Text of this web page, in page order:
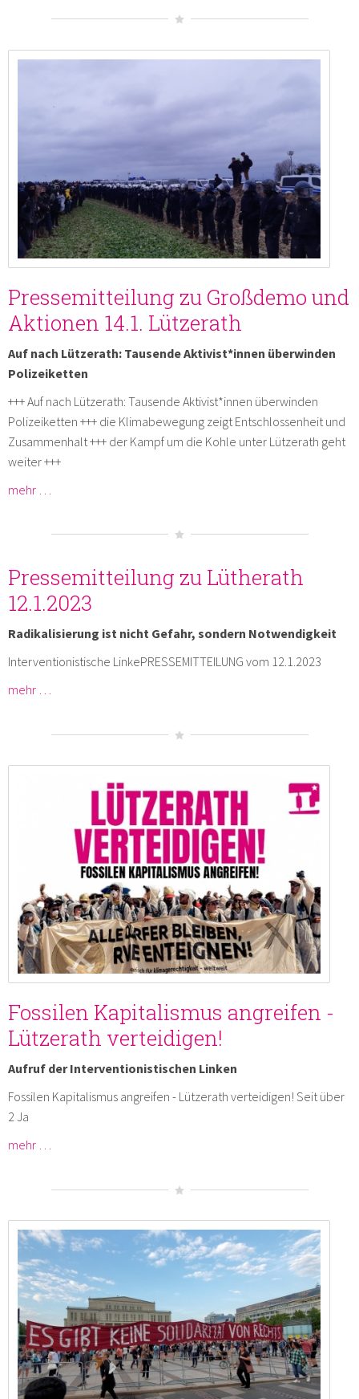
Pressemitteilung zu Großdemo und
Aktionen 14.1. Lützerath
Auf nach Lützerath: Tausende Aktivist*innen überwinden
Polizeiketten
+++ Auf nach Lützerath: Tausende Aktivist*innen überwinden
Polizeiketten +++ die Klimabewegung zeigt Entschlossenheit und
Zusammenhalt +++ der Kampf um die Kohle unter Lützerath geht
weiter +++
mehr …
Pressemitteilung zu Lütherath
12.1.2023
Radikalisierung ist nicht Gefahr, sondern Notwendigkeit
Interventionistische LinkePRESSEMITTEILUNG vom 12.1.2023
mehr …
Fossilen Kapitalismus angreifen -
Lützerath verteidigen!
Aufruf der Interventionistischen Linken
Fossilen Kapitalismus angreifen - Lützerath verteidigen! Seit über
2 Ja
mehr …